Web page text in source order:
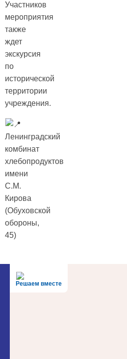
Участников
мероприятия
также
ждет
экскурсия
по
исторической
территории
учреждения.
Ленинградский
комбинат
хлебопродуктов
имени
С.М.
Кирова
(Обуховской
обороны,
45)
Решаем вместе